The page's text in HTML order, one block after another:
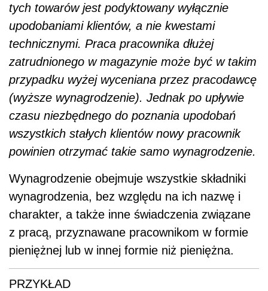
tych towarów jest podyktowany wyłącznie
upodobaniami klientów, a nie kwestami
technicznymi. Praca pracownika dłużej
zatrudnionego w magazynie może być w takim
przypadku wyżej wyceniana przez pracodawcę
(wyższe wynagrodzenie). Jednak po upływie
czasu niezbędnego do poznania upodobań
wszystkich stałych klientów nowy pracownik
powinien otrzymać takie samo wynagrodzenie.
Wynagrodzenie obejmuje wszystkie składniki
wynagrodzenia, bez względu na ich nazwę i
charakter, a także inne świadczenia związane
z pracą, przyznawane pracownikom w formie
pieniężnej lub w innej formie niż pieniężna.
PRZYKŁAD